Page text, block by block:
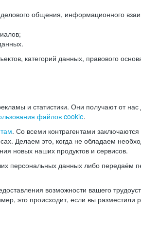
общения, информационного
категорий данных, правового
и статистики. Они получают от
файлов cookie.
. Со всеми контрагентами
Делаем это, когда не обладаем
новых наших продуктов и сервисов.
персональных данных либо передаём
возможности вашего
это происходит, если вы